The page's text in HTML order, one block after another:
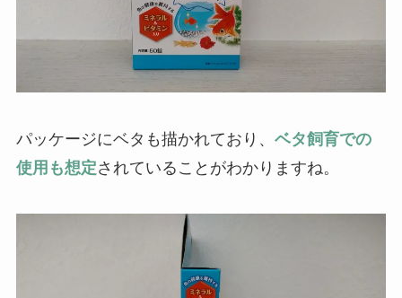
パッケージにベタも描かれており、 ベタ飼育での
使用も想定されていることがわかりますね。